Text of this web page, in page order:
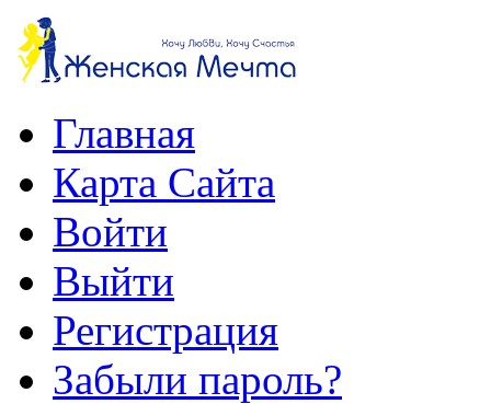
Главная
Карта Сайта
Войти
Выйти
Регистрация
Забыли пароль?